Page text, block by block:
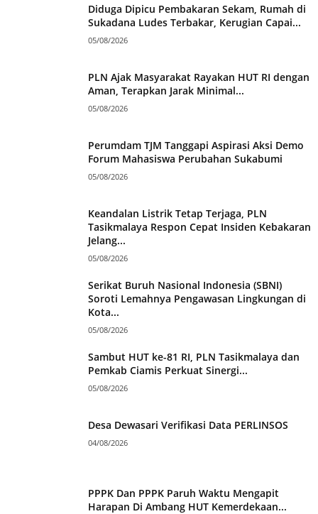
Diduga Dipicu Pembakaran Sekam, Rumah di
Sukadana Ludes Terbakar, Kerugian Capai...
05/08/2026
PLN Ajak Masyarakat Rayakan HUT RI dengan
Aman, Terapkan Jarak Minimal...
05/08/2026
Perumdam TJM Tanggapi Aspirasi Aksi Demo
Forum Mahasiswa Perubahan Sukabumi
05/08/2026
Keandalan Listrik Tetap Terjaga, PLN
Tasikmalaya Respon Cepat Insiden Kebakaran
Jelang...
05/08/2026
Serikat Buruh Nasional Indonesia (SBNI)
Soroti Lemahnya Pengawasan Lingkungan di
Kota...
05/08/2026
Sambut HUT ke-81 RI, PLN Tasikmalaya dan
Pemkab Ciamis Perkuat Sinergi...
05/08/2026
Desa Dewasari Verifikasi Data PERLINSOS
04/08/2026
PPPK Dan PPPK Paruh Waktu Mengapit
Harapan Di Ambang HUT Kemerdekaan...